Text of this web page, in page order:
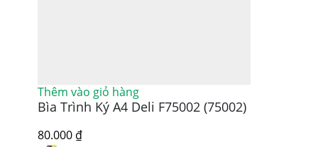
Thêm vào giỏ hàng
Bìa Trình Ký A4 Deli F75002 (75002)
80.000 ₫